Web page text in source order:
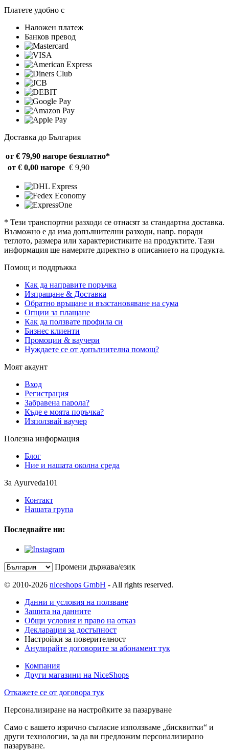
Платете удобно с
Наложен платеж
Банков превод
Доставка до България
от € 79,90 нагоре безплатно*
от € 0,00 нагоре € 9,90
* Тези транспортни разходи се отнасят за стандартна доставка.
Възможно е да има допълнителни разходи, напр. поради
теглото, размера или характеристиките на продуктите. Тази
информация ще намерите директно в описанието на продукта.
Помощ и поддръжка
Как да направите поръчка
Изпращане & Доставка
Обратно връщане и възстановяване на сума
Опции за плащане
Как да ползвате профила си
Бизнес клиенти
Промоции & ваучери
Нуждаете се от допълнителна помощ?
Моят акаунт
Вход
Регистрация
Забравена парола?
Къде е моята поръчка?
Използвай ваучер
Полезна информация
Блог
Ние и нашата околна среда
За Ayurveda101
Контакт
Нашата група
Последвайте ни:
Промени държава/език
© 2010-2026 niceshops GmbH - All rights reserved.
Данни и условия на ползване
Защита на данните
Общи условия и право на отказ
Декларация за достъпност
Настройки за поверителност
Анулирайте договорите за абонамент тук
Компания
Други магазини на NiceShops
Откажете се от договора тук
Персонализиране на настройките за пазаруване
Само с вашето изрично съгласие използваме „бисквитки“ и
други технологии, за да ви предложим персонализирано
пазаруване.